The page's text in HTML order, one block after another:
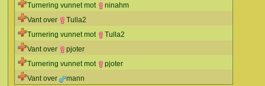
Turnering vunnet mot
ninahm
Vant over
Tulla2
Turnering vunnet mot
Tulla2
Vant over
pjoter
Turnering vunnet mot
pjoter
Vant over
mann